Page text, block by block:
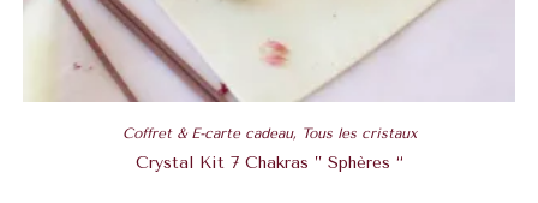
Coffret & E-carte cadeau, Tous les cristaux
Crystal Kit 7 Chakras ” Sphères “